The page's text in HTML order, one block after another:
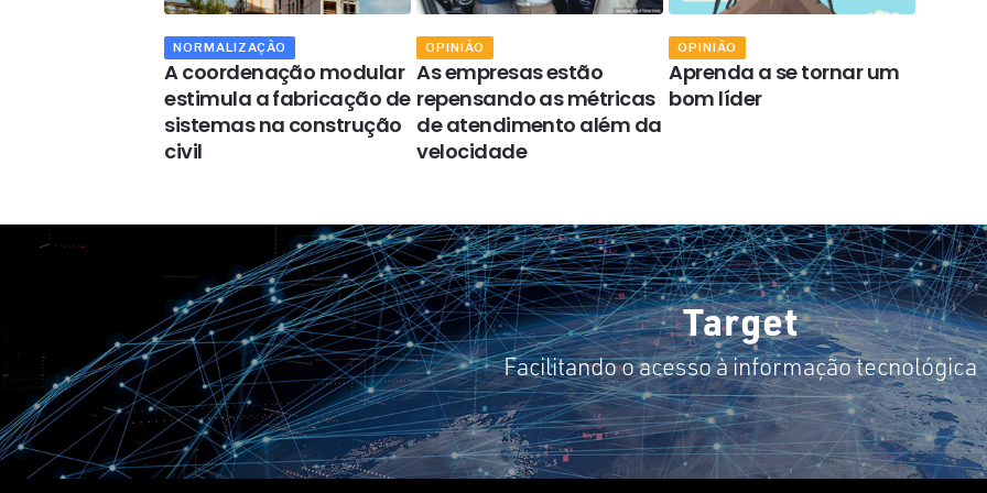
NORMALIZAÇÃO
A coordenação modular
estimula a fabricação de
sistemas na construção
civil
OPINIÃO
As empresas estão
repensando as métricas
de atendimento além da
velocidade
OPINIÃO
Aprenda a se tornar um
bom líder
Target
Facilitando o acesso à informação tecnológica